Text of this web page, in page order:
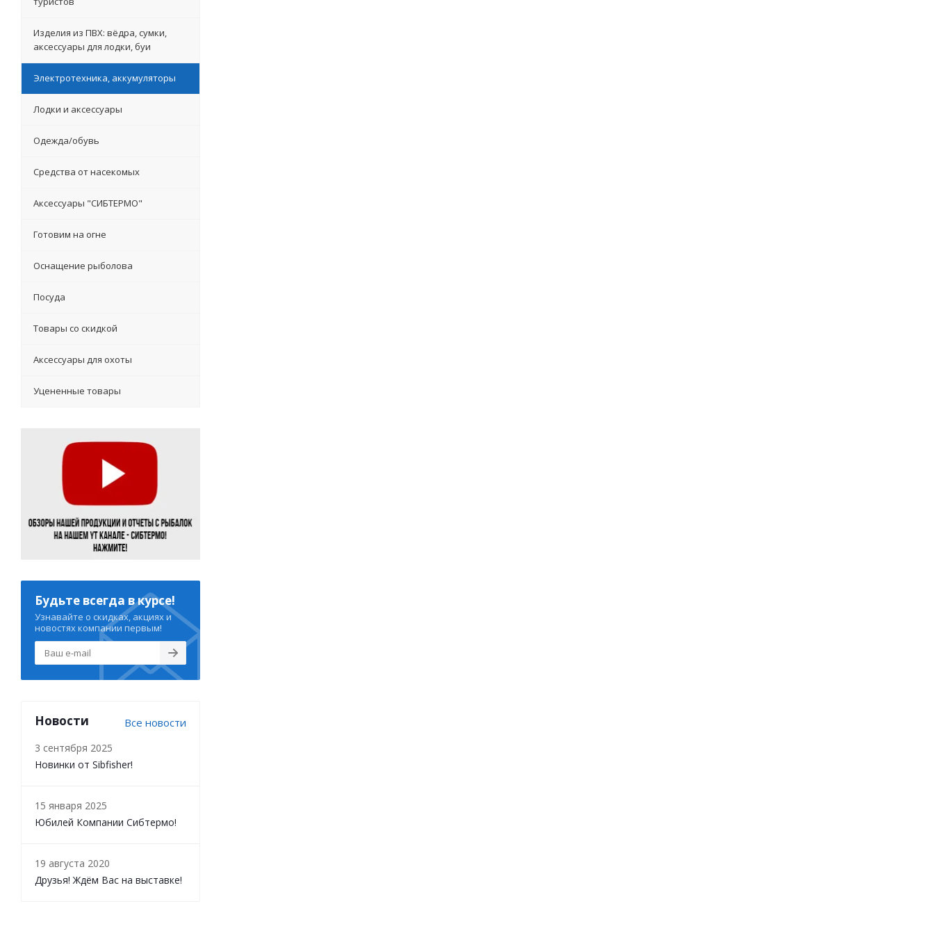
Изделия из ПВХ: вёдра, сумки,
аксессуары для лодки, буи
Электротехника, аккумуляторы
Лодки и аксессуары
Одежда/обувь
Средства от насекомых
Аксессуары "СИБТЕРМО"
Готовим на огне
Оснащение рыболова
Посуда
Товары со скидкой
Аксессуары для охоты
Уцененные товары
Будьте всегда в курсе!
Узнавайте о скидках, акциях и
новостях компании первым!
Новости Все новости
3 сентября 2025
Новинки от Sibfisher!
15 января 2025
Юбилей Компании Сибтермо!
19 августа 2020
Друзья! Ждём Вас на выставке!